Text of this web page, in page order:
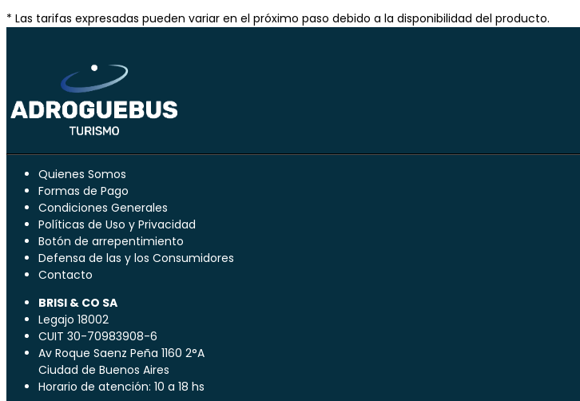
* Las tarifas expresadas pueden variar en el próximo paso debido a la disponibilidad del producto.
Quienes Somos
Formas de Pago
Condiciones Generales
Políticas de Uso y Privacidad
Botón de arrepentimiento
Defensa de las y los Consumidores
Contacto
BRISI & CO SA
Legajo 18002
CUIT 30-70983908-6
Av Roque Saenz Peña 1160 2°A
Ciudad de Buenos Aires
Horario de atención: 10 a 18 hs